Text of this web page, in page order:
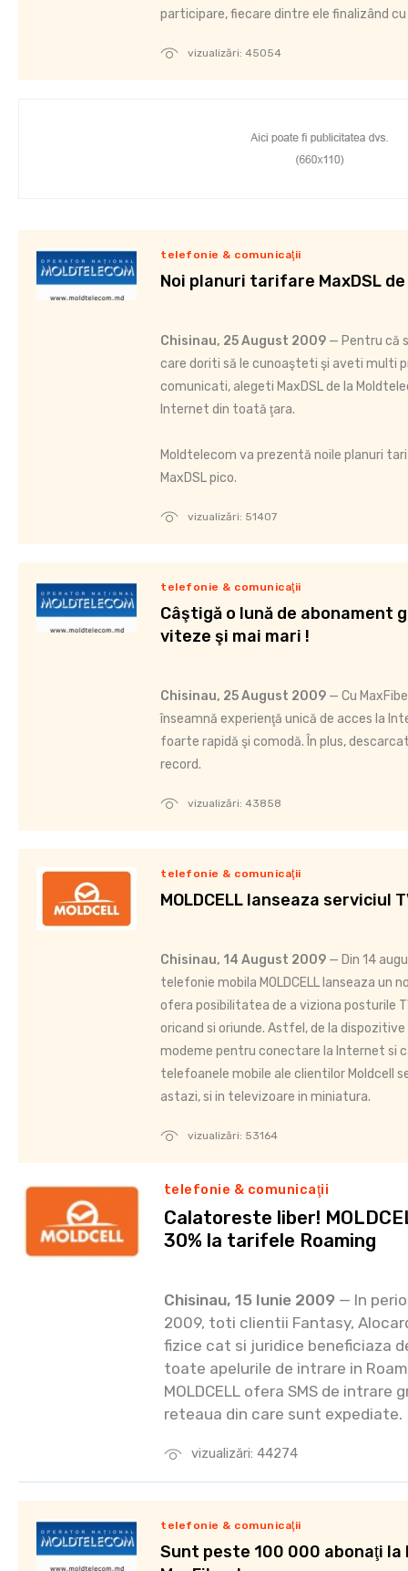
vizualizări: 45054
participare, fiecare dintre ele finalizând
vizualizări: 51407
telefonie & comunicaţii
Noi planuri tarifare MaxDSL
Chisinau, 25 August 2009 — Pentru că
care doriti să le cunoaşteti şi aveti multi
comunicati, alegeti MaxDSL de la
Internet din toată ţara.
Moldtelecom va prezentă noile planuri
MaxDSL pico.
vizualizări: 43858
telefonie & comunicaţii
Câştigă o lună de abonament
viteze şi mai mari !
Chisinau, 25 August 2009 — Cu
înseamnă experienţă unică de acces la
foarte rapidă şi comodă. În plus,
record.
vizualizări: 53164
telefonie & comunicaţii
MOLDCELL lanseaza serviciul
Chisinau, 14 August 2009 — Din 14
telefonie mobila MOLDCELL lanseaza un
ofera posibilitatea de a viziona posturile
oricand si oriunde. Astfel, de la
modeme pentru conectare la Internet si
telefoanele mobile ale clientilor Moldcell
astazi, si in televizoare in miniatura.
vizualizări: 44274
telefonie & comunicaţii
Calatoreste liber!
30% la tarifele Roaming
Chisinau, 15 Iunie 2009 — In
2009, toti clientii Fantasy,
fizice cat si juridice beneficiaza
toate apelurile de intrare in
MOLDCELL ofera SMS de
reteaua din care sunt expediate.
telefonie & comunicaţii
Sunt peste 100 000 abonaţi la